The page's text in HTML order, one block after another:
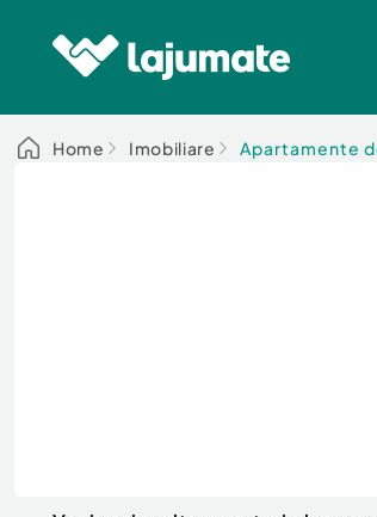
Home Imobiliare Apartamente